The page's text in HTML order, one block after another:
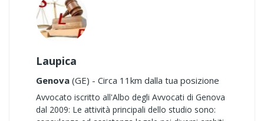
Laupica
Genova (GE) - Circa 11km dalla tua posizione
Avvocato iscritto all'Albo degli Avvocati di Genova
dal 2009: Le attività principali dello studio sono: